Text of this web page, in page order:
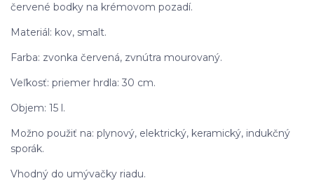
červené bodky na krémovom pozadí.
Materiál: kov, smalt.
Farba: zvonka červená, zvnútra mourovaný.
Veľkosť: priemer hrdla: 30 cm.
Objem: 15 l.
Možno použiť na: plynový, elektrický, keramický, indukčný
sporák.
Vhodný do umývačky riadu.